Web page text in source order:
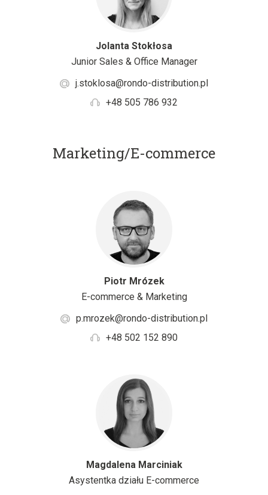
Jolanta Stokłosa
Junior Sales & Office Manager
j.stoklosa@rondo-distribution.pl
+48 505 786 932
Marketing/E-commerce
Piotr Mrózek
E-commerce & Marketing
p.mrozek@rondo-distribution.pl
+48 502 152 890
Magdalena Marciniak
Asystentka działu E-commerce